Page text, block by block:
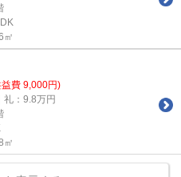
㎡
費 9,000円)
礼：9.8万円
㎡